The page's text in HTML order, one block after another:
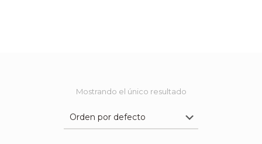
Mostrando el único resultado